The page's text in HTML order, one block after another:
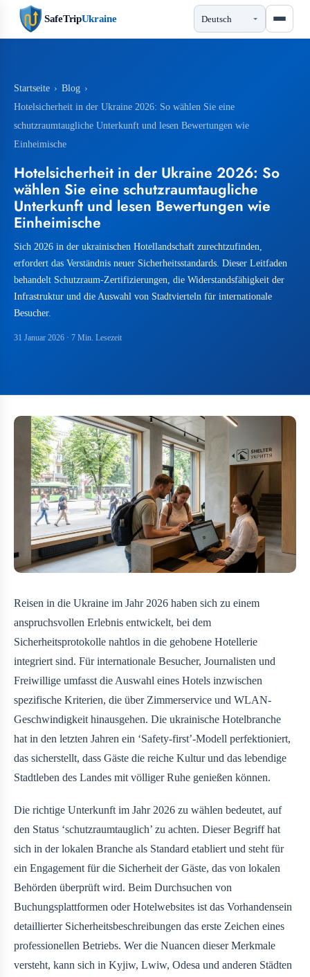
SafeTripUkraine
Startseite › Blog ›
Hotelsicherheit in der Ukraine 2026: So wählen Sie eine
schutzraumtaugliche Unterkunft und lesen Bewertungen wie
Einheimische
Hotelsicherheit in der Ukraine 2026: So
wählen Sie eine schutzraumtaugliche
Unterkunft und lesen Bewertungen wie
Einheimische
Sich 2026 in der ukrainischen Hotellandschaft zurechtzufinden,
erfordert das Verständnis neuer Sicherheitsstandards. Dieser Leitfaden
behandelt Schutzraum-Zertifizierungen, die Widerstandsfähigkeit der
Infrastruktur und die Auswahl von Stadtvierteln für internationale
Besucher.
31 Januar 2026 · 7 Min. Lesezeit
Reisen in die Ukraine im Jahr 2026 haben sich zu einem
anspruchsvollen Erlebnis entwickelt, bei dem
Sicherheitsprotokolle nahtlos in die gehobene Hotellerie
integriert sind. Für internationale Besucher, Journalisten und
Freiwillige umfasst die Auswahl eines Hotels inzwischen
spezifische Kriterien, die über Zimmerservice und WLAN-
Geschwindigkeit hinausgehen. Die ukrainische Hotelbranche
hat in den letzten Jahren ein ‘Safety-first’-Modell perfektioniert,
das sicherstellt, dass Gäste die reiche Kultur und das lebendige
Stadtleben des Landes mit völliger Ruhe genießen können.
Die richtige Unterkunft im Jahr 2026 zu wählen bedeutet, auf
den Status ‘schutzraumtauglich’ zu achten. Dieser Begriff hat
sich in der lokalen Branche als Standard etabliert und steht für
ein Engagement für die Sicherheit der Gäste, das von lokalen
Behörden überprüft wird. Beim Durchsuchen von
Buchungsplattformen oder Hotelwebsites ist das Vorhandensein
detaillierter Sicherheitsbeschreibungen das erste Zeichen eines
professionellen Betriebs. Wer die Nuancen dieser Merkmale
versteht, kann sich in Kyjiw, Lwiw, Odesa und anderen Städten